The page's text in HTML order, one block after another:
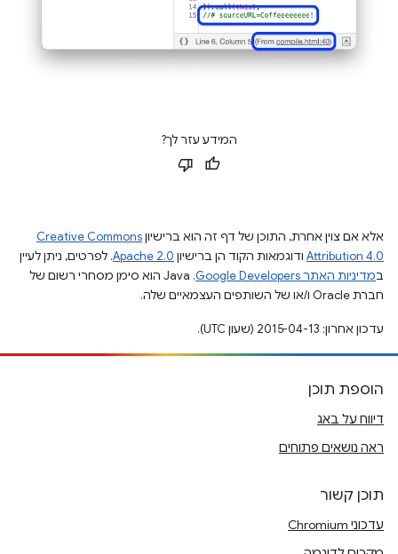
המידע עזר לך?
אלא אם צוין אחרת, התוכן של דף זה הוא ברישיוןCreative Commons
Attribution 4.0 ודוגמאות הקוד הן ברישיון Apache 2.0. לפרטים, ניתן לעיין
במדיניות האתר Google Developers‏
.‏ Java הוא סימן מסחרי רשום של
חברת Oracle ו/או של השותפים העצמאיים שלה.
עדכון אחרון: 2015-04-13 (שעון UTC).
הוספת תוכן
דיווח על באג
ראה נושאים פתוחים
תוכן קשור
עדכוני Chromium